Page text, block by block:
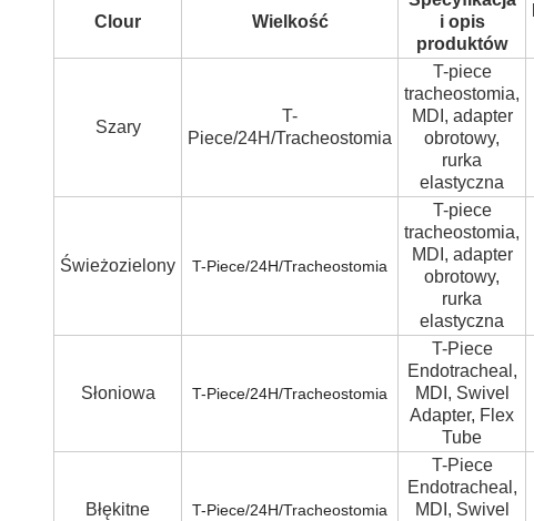
Clour Wielkość
i opis
produktów
Szary
T-
Piece/24H/Tracheostomia
T-piece
tracheostomia,
MDI, adapter
obrotowy,
rurka
elastyczna
Świeżozielony T-Piece/24H/Tracheostomia
T-piece
tracheostomia,
MDI, adapter
obrotowy,
rurka
elastyczna
Słoniowa T-Piece/24H/Tracheostomia
T-Piece
Endotracheal,
MDI, Swivel
Adapter, Flex
Tube
Błękitne T-Piece/24H/Tracheostomia
T-Piece
Endotracheal,
MDI, Swivel